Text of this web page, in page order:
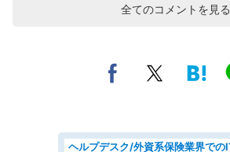
全てのコメントを見る